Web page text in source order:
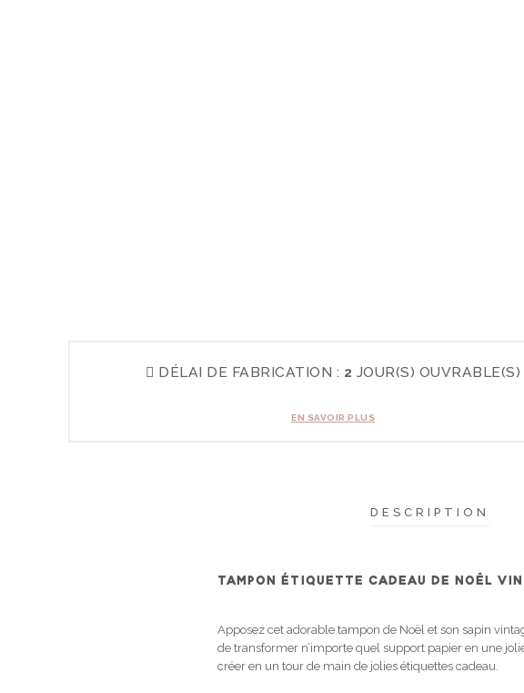
DÉLAI DE FABRICATION : 2 JOUR(S) OUVRABLE(S)
EN SAVOIR PLUS
DESCRIPTION
TAMPON ÉTIQUETTE CADEAU DE NOËL
Apposez cet adorable tampon de Noël et son sapin
de transformer n’importe quel support papier en une
créer en un tour de main de jolies étiquettes cadeau.